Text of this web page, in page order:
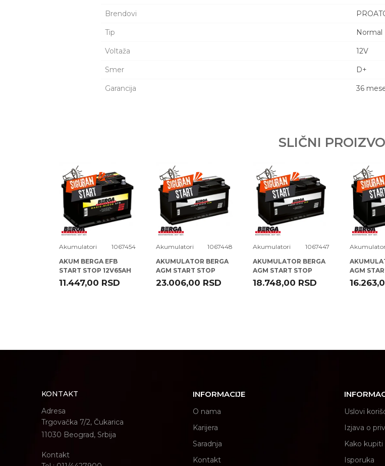
Brendovi
Tip Normal
Voltaža 12V
Smer D+
Garancija 36
EAN kod:
8606107691961
Prava
potrošača
Zagarantovana sva prava kupaca po osnovu zakona o zaštiti
potrošača
SLIČNI
Akumulatori
1067454
AKUM BERGA EFB
START STOP 12V65AH
D+ BBT6 EFB ( D54 )
11.447,00 RSD
Akumulatori
1067448
AKUMULATOR BERGA
AGM START STOP
12V105AH D+ PB-N13 (
H15 EK1050 )
23.006,00 RSD
Akumulatori
1067447
AKUMULATOR BERGA
AGM START STOP
12V95AH D+ PB-N12 (
G14 EK950 )
18.748,00 RSD
AGM
12V80AH
F21 EK800 )
KONTAKT
Adresa
Trgovačka 7/2, Čukarica
11030 Beograd, Srbija
Kontakt
INFORMACIJE
O nama
Karijera
Saradnja
Kontakt
Uslovi
Izjava o
Kako kupiti
Isporuka